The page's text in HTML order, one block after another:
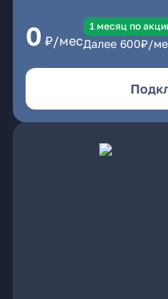
0 ₽/мес
1 месяц по
Далее 600₽/